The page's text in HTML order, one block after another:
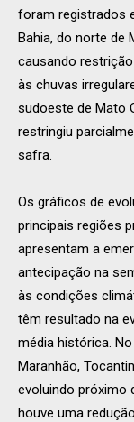
foram registrados
Bahia, do norte de
causando
às chuvas
sudoeste de Mato
restringiu
safra.
Os gráficos de
principais regiões
apresentam a
antecipação na
às condições
têm resultado na
média histórica.
Maranhão,
evoluindo próximo
houve uma